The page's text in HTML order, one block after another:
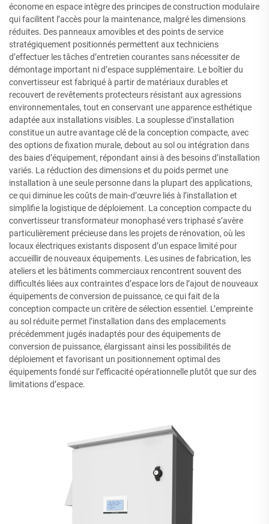
économe en espace intègre des principes de construction modulaire
qui facilitent l’accès pour la maintenance, malgré les dimensions
réduites. Des panneaux amovibles et des points de service
stratégiquement positionnés permettent aux techniciens
d’effectuer les tâches d’entretien courantes sans nécessiter de
démontage important ni d’espace supplémentaire. Le boîtier du
convertisseur est fabriqué à partir de matériaux durables et
recouvert de revêtements protecteurs résistant aux agressions
environnementales, tout en conservant une apparence esthétique
adaptée aux installations visibles. La souplesse d’installation
constitue un autre avantage clé de la conception compacte, avec
des options de fixation murale, debout au sol ou intégration dans
des baies d’équipement, répondant ainsi à des besoins d’installation
variés. La réduction des dimensions et du poids permet une
installation à une seule personne dans la plupart des applications,
ce qui diminue les coûts de main-d’œuvre liés à l’installation et
simplifie la logistique de déploiement. La conception compacte du
convertisseur transformateur monophasé vers triphasé s’avère
particulièrement précieuse dans les projets de rénovation, où les
locaux électriques existants disposent d’un espace limité pour
accueillir de nouveaux équipements. Les usines de fabrication, les
ateliers et les bâtiments commerciaux rencontrent souvent des
difficultés liées aux contraintes d’espace lors de l’ajout de nouveaux
équipements de conversion de puissance, ce qui fait de la
conception compacte un critère de sélection essentiel. L’empreinte
au sol réduite permet l’installation dans des emplacements
précédemment jugés inadaptés pour des équipements de
conversion de puissance, élargissant ainsi les possibilités de
déploiement et favorisant un positionnement optimal des
équipements fondé sur l’efficacité opérationnelle plutôt que sur des
limitations d’espace.